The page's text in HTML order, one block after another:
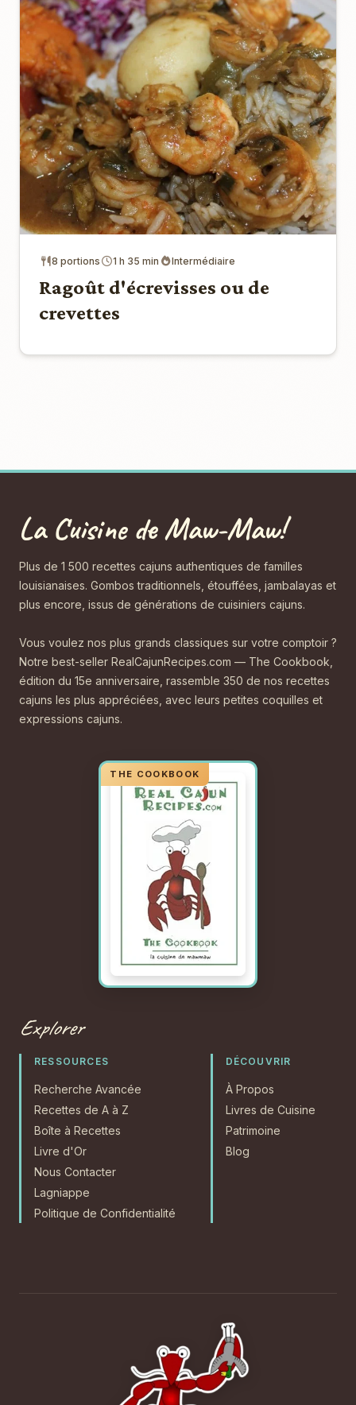
8 portions 1 h 35 min Intermédiaire
Ragoût d'écrevisses ou de
crevettes
La Cuisine de Maw-Maw!
Plus de 1 500 recettes cajuns authentiques de familles
louisianaises. Gombos traditionnels, étouffées, jambalayas et
plus encore, issus de générations de cuisiniers cajuns.
Vous voulez nos plus grands classiques sur votre comptoir ?
Notre best-seller RealCajunRecipes.com — The Cookbook,
édition du 15e anniversaire, rassemble 350 de nos recettes
cajuns les plus appréciées, avec leurs petites coquilles et
expressions cajuns.
Explorer
RESSOURCES
Recherche Avancée
Recettes de A à Z
Boîte à Recettes
Livre d'Or
Nous Contacter
Lagniappe
Politique de Confidentialité
DÉCOUVRIR
À Propos
Livres de Cuisine
Patrimoine
Blog